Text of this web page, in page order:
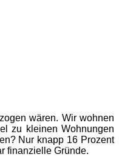
wären. Wir wohnen
zu kleinen Wohnungen
Nur knapp 16 Prozent
finanzielle Gründe.